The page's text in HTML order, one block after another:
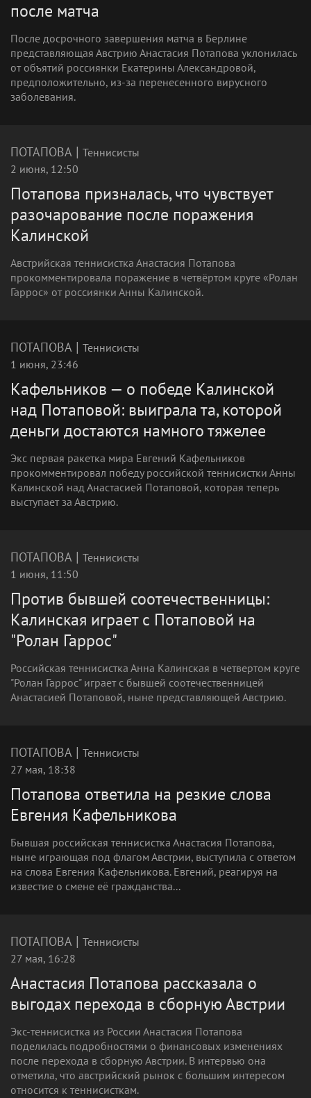
после матча
После досрочного завершения матча в Берлине
представляющая Австрию Анастасия Потапова уклонилась
от объятий россиянки Екатерины Александровой,
предположительно, из-за перенесенного вирусного
заболевания.
ПОТАПОВА | Теннисисты
2 июня, 12:50
Потапова призналась, что чувствует
разочарование после поражения
Калинской
Австрийская теннисистка Анастасия Потапова
прокомментировала поражение в четвёртом круге «Ролан
Гаррос» от россиянки Анны Калинской.
ПОТАПОВА | Теннисисты
1 июня, 23:46
Кафельников — о победе Калинской
над Потаповой: выиграла та, которой
деньги достаются намного тяжелее
Экс первая ракетка мира Евгений Кафельников
прокомментировал победу российской теннисистки Анны
Калинской над Анастасией Потаповой, которая теперь
выступает за Австрию.
ПОТАПОВА | Теннисисты
1 июня, 11:50
Против бывшей соотечественницы:
Калинская играет с Потаповой на
"Ролан Гаррос"
Российская теннисистка Анна Калинская в четвертом круге
"Ролан Гаррос" играет с бывшей соотечественницей
Анастасией Потаповой, ныне представляющей Австрию.
ПОТАПОВА | Теннисисты
27 мая, 18:38
Потапова ответила на резкие слова
Евгения Кафельникова
Бывшая российская теннисистка Анастасия Потапова,
ныне играющая под флагом Австрии, выступила с ответом
на слова Евгения Кафельникова. Евгений, реагируя на
известие о смене её гражданства...
ПОТАПОВА | Теннисисты
27 мая, 16:28
Анастасия Потапова рассказала о
выгодах перехода в сборную Австрии
Экс-теннисистка из России Анастасия Потапова
поделилась подробностями о финансовых изменениях
после перехода в сборную Австрии. В интервью она
отметила, что австрийский рынок с большим интересом
относится к теннисисткам.